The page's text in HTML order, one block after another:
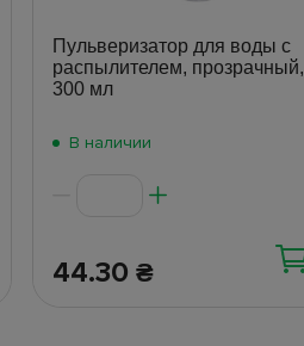
Пульверизатор для воды с
распылителем, прозрачный,
300 мл
В наличии
44.30₴